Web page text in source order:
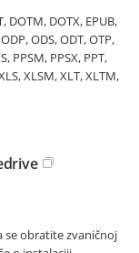
DOTM, DOTX, EPUB,
ODS, ODT, OTP,
PPSM, PPSX, PPT,
XLSM, XLT, XLTM,
se obratite zvaničnoj